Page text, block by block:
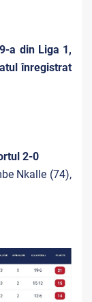
a din Liga 1,
înregistrat
2-0
Nkalle (74),